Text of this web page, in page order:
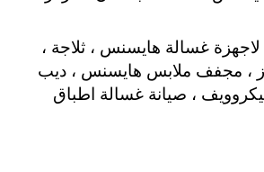
لاجهزة غسالة هايسنس ، ثلاجة ،
، مجفف ملابس هايسنس ، ديب
، صيانة غسالة اطباق